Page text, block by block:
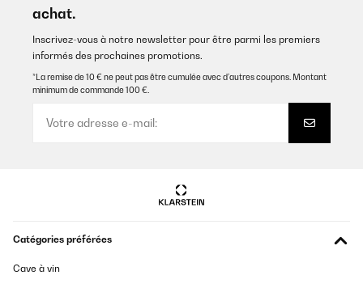
achat.
Inscrivez-vous à notre newsletter pour être parmi les premiers
informés des prochaines promotions.
*La remise de 10 € ne peut pas être cumulée avec d’autres coupons. Montant
minimum de commande 100 €.
Catégories préférées
Cave à vin